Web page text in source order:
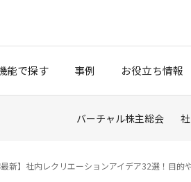
能で探す
（東京）
事例 お役立ち情報
バーチャル株主総会
最新】社内レクリエーションアイデア32選！目